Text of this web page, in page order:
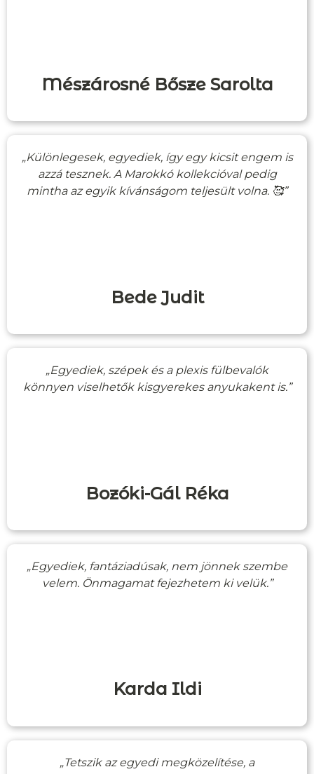
Mészárosné Bősze Sarolta
„Különlegesek, egyediek, így egy kicsit engem is
azzá tesznek. A Marokkó kollekcióval pedig
mintha az egyik kívánságom teljesült volna. 🥰”
Bede Judit
„Egyediek, szépek és a plexis fülbevalók
könnyen viselhetők kisgyerekes anyukakent is.”
Bozóki-Gál Réka
„Egyediek, fantáziadúsak, nem jönnek szembe
velem. Önmagamat fejezhetem ki velük.”
Karda Ildi
„Tetszik az egyedi megközelítése, a